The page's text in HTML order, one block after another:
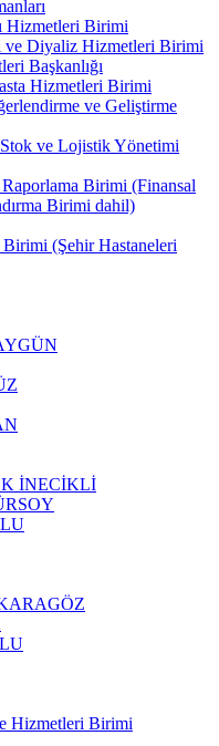
Hizmetleri Birimi
Diyaliz Hizmetleri Birimi
Başkanlığı
Hizmetleri Birimi
ve Geliştirme
ve Lojistik Yönetimi
Birimi (Finansal
Birimi dahil)
(Şehir Hastaneleri
İNECİKLİ
Hizmetleri Birimi